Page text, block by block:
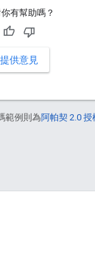
有幫助嗎？
提供意見
範例則為阿帕契 2.0 授